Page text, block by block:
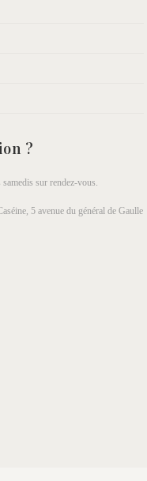
?
sur rendez-vous.
5 avenue du général de Gaulle